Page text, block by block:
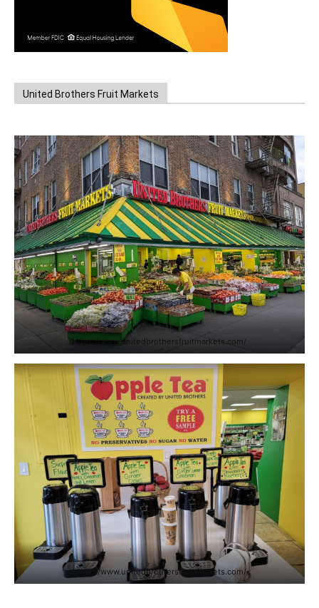
United Brothers Fruit Markets
https://www.unitedbrothersfruitmarkets.com/
https://www.unitedbrothersfruitmarkets.com/